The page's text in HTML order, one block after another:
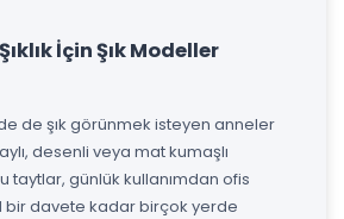
İçin Şık Modeller
de şık görünmek isteyen anneler
desenli veya mat kumaşlı
taytlar, günlük kullanımdan ofis
bir davete kadar birçok yerde